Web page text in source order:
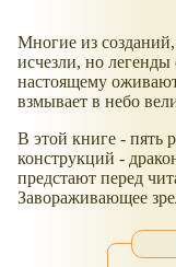
Многие из
исчезли, но
настоящему
взмывает в небо
В этой книге -
конструкций -
предстают перед
Завораживающее